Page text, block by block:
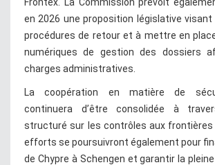
en 2026 une proposition législative
procédures de retour et à mettre en
numériques de gestion des dossiers
charges administratives.
La coopération en matière de
continuera d’être consolidée à
structuré sur les contrôles aux frontières
efforts se poursuivront également pour
de Chypre à Schengen et garantir la